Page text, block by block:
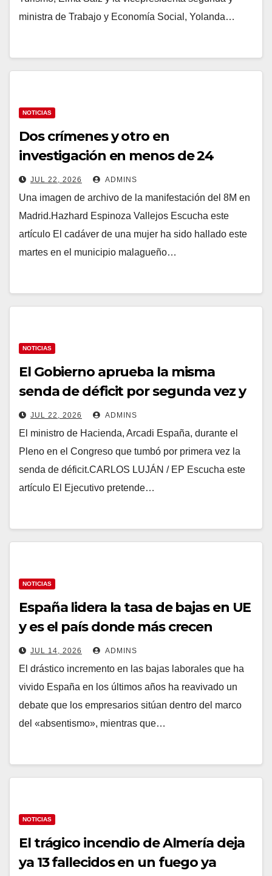
ministra de Trabajo y Economía Social, Yolanda…
NOTICIAS
Dos crímenes y otro en
investigación en menos de 24
horas marcan el verano más trágico
desde 2019 por violencia machista
JUL 22, 2026 ADMINS
Una imagen de archivo de la manifestación del 8M en
Madrid.Hazhard Espinoza Vallejos Escucha este
artículo El cadáver de una mujer ha sido hallado este
martes en el municipio malagueño…
NOTICIAS
El Gobierno aprueba la misma
senda de déficit por segunda vez y
se acerca a un nuevo revés el jueves
en el Congreso
JUL 22, 2026 ADMINS
El ministro de Hacienda, Arcadi España, durante el
Pleno en el Congreso que tumbó por primera vez la
senda de déficit.CARLOS LUJÁN / EP Escucha este
artículo El Ejecutivo pretende…
NOTICIAS
España lidera la tasa de bajas en UE
y es el país donde más crecen
desde la pandemia
JUL 14, 2026 ADMINS
El drástico incremento en las bajas laborales que ha
vivido España en los últimos años ha reavivado un
debate que los empresarios sitúan dentro del marco
del «absentismo», mientras que…
NOTICIAS
El trágico incendio de Almería deja
ya 13 fallecidos en un fuego ya